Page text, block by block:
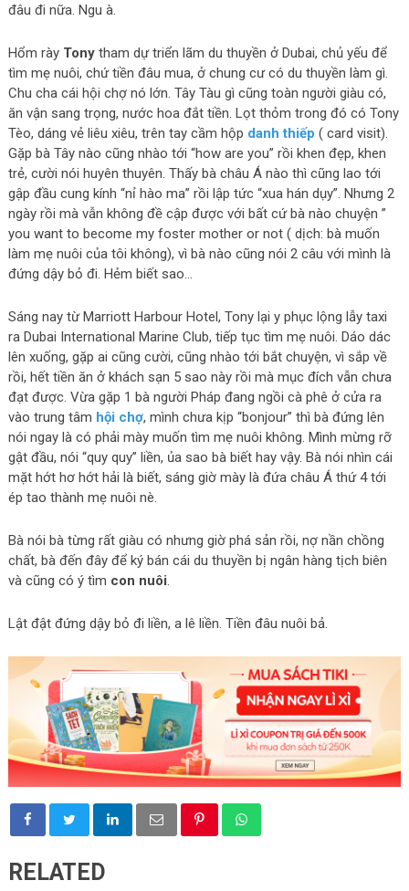
đâu đi nữa. Ngu à.
Hổm rày Tonytham dự triển lãm du thuyền ở Dubai, chủ yếu để
tìm mẹ nuôi, chứ tiền đâu mua, ở chung cư có du thuyền làm gì.
Chu cha cái hội chợ nó lớn. Tây Tàu gì cũng toàn người giàu có,
ăn vận sang trọng, nước hoa đắt tiền. Lọt thỏm trong đó có Tony
Tèo, dáng vẻ liêu xiêu, trên tay cầm hộp danh thiếp ( card visit).
Gặp bà Tây nào cũng nhào tới “how are you” rồi khen đẹp, khen
trẻ, cười nói huyên thuyên. Thấy bà châu Á nào thì cũng lao tới
gập đầu cung kính “nỉ hào ma” rồi lập tức “xua hán dụy”. Nhưng 2
ngày rồi mà vẫn không đề cập được với bất cứ bà nào chuyện ”
you want to become my foster mother or not ( dịch: bà muốn
làm mẹ nuôi của tôi không), vì bà nào cũng nói 2 câu với mình là
đứng dậy bỏ đi. Hẻm biết sao…
Sáng nay từ Marriott Harbour Hotel, Tony lại y phục lộng lẫy taxi
ra Dubai International Marine Club, tiếp tục tìm mẹ nuôi. Dáo dác
lên xuống, gặp ai cũng cười, cũng nhào tới bắt chuyện, vì sắp về
rồi, hết tiền ăn ở khách sạn 5 sao này rồi mà mục đích vẫn chưa
đạt được. Vừa gặp 1 bà người Pháp đang ngồi cà phê ở cửa ra
vào trung tâm hội chợ, mình chưa kịp “bonjour” thì bà đứng lên
nói ngay là có phải mày muốn tìm mẹ nuôi không. Mình mừng rỡ
gật đầu, nói “quy quy” liền, ủa sao bà biết hay vậy. Bà nói nhìn cái
mặt hớt hơ hớt hải là biết, sáng giờ mày là đứa châu Á thứ 4 tới
ép tao thành mẹ nuôi nè.
Bà nói bà từng rất giàu có nhưng giờ phá sản rồi, nợ nần chồng
chất, bà đến đây để ký bán cái du thuyền bị ngân hàng tịch biên
và cũng có ý tìm con nuôi.
Lật đật đứng dậy bỏ đi liền, a lê liền. Tiền đâu nuôi bả.
RELATED